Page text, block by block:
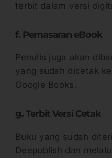
terbit dalam versi
f. Pemasaran eBook
Penulis juga akan
yang sudah dicetak
Google Books.
g. Terbit Versi Cetak
Buku yang sudah
Deepublish dan